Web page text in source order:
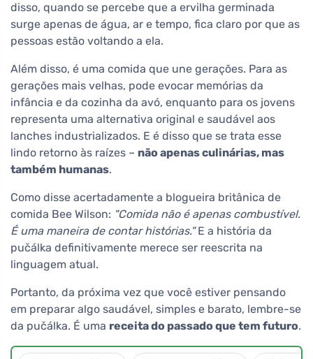
disso, quando se percebe que a ervilha germinada
surge apenas de água, ar e tempo, fica claro por que as
pessoas estão voltando a ela.
Além disso, é uma comida que une gerações. Para as
gerações mais velhas, pode evocar memórias da
infância e da cozinha da avó, enquanto para os jovens
representa uma alternativa original e saudável aos
lanches industrializados. E é disso que se trata esse
lindo retorno às raízes – não apenas culinárias, mas
também humanas.
Como disse acertadamente a blogueira britânica de
comida Bee Wilson: "Comida não é apenas combustível.
É uma maneira de contar histórias."E a história da
pučálka definitivamente merece ser reescrita na
linguagem atual.
Portanto, da próxima vez que você estiver pensando
em preparar algo saudável, simples e barato, lembre-se
da pučálka. É uma receita do passado que tem futuro.